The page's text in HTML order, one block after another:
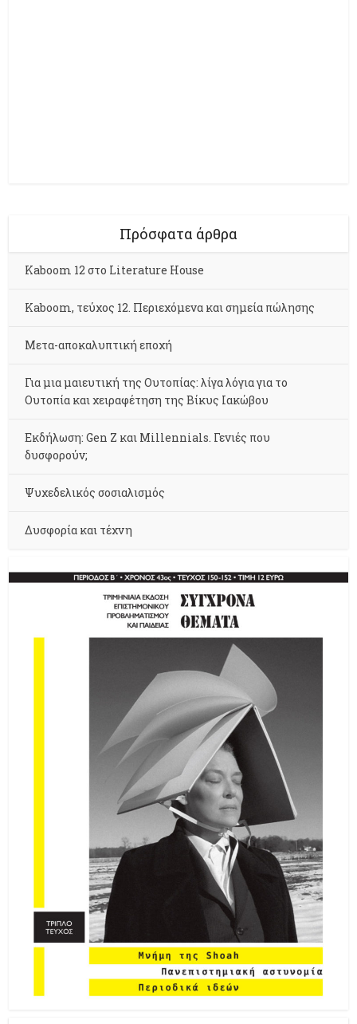
Πρόσφατα άρθρα
Kaboom 12 στο Literature House
Kaboom, τεύχος 12. Περιεχόμενα και σημεία πώλησης
Μετα-αποκαλυπτική εποχή
Για μια μαιευτική της Ουτοπίας: λίγα λόγια για το
Ουτοπία και χειραφέτηση της Βίκυς Ιακώβου
Εκδήλωση: Gen Z και Millennials. Γενιές που
δυσφορούν;
Ψυχεδελικός σοσιαλισμός
Δυσφορία και τέχνη